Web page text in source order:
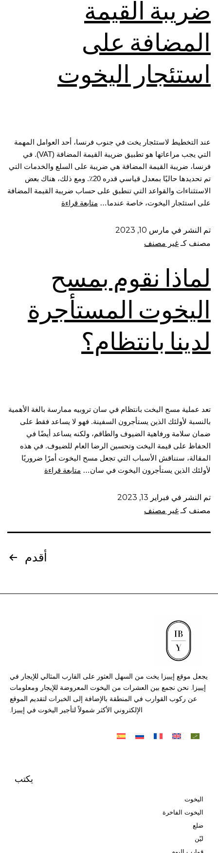
ضريبة القيمة
المضافة على
استئجار اليخوت
عند التخطيط لاستئجار يخت في جنوب فرنسا، أحد العوامل المهمة
التي يجب مراعاتها هو تطبيق ضريبة القيمة المضافة (VAT). في
فرنسا، ضريبة القيمة المضافة هي ضريبة على السلع والخدمات التي
تم تحديدها حاليًا بمعدل قياسي قدره 20٪. ومع ذلك، هناك بعض
الاستثناءات والقواعد التي تنطبق على حساب ضريبة القيمة المضافة
على استئجار اليخوت، خاصة عندما… متابعة قراءة
تم النشر في مارس 10, 2023
مصنف كـغير مصنف
لماذا نقوم بمسح
اليخوت المستأجرة
لدينا بانتظام؟
تعد عملية مسح اليخت بانتظام في سان تروبيه ممارسة بالغة الأهمية
بالنسبة لأولئك الذين يستأجرون السفينة. فهو لا يساعد فقط على
ضمان سلامة ورفاهية الضيوف والطاقم، ولكنه يساعد أيضًا في
الحفاظ على قيمة اليخت وتحسين الرضا العام للضيوف. في هذه
المقالة، سنناقش الأسباب التي تجعل مسح اليخوت أمرًا ضروريًا
لأولئك الذين يستأجرون اليخوت في سان… متابعة قراءة
تم النشر في فبراير 13, 2023
مصنف كـغير مصنف
أقدم
يجعل موقع إيبيزا يخت من السهل العثور على القارب المثالي للإيجار في
إيبيزا. نحن نجمع بين العشرات من اليخوت المعروضة للإيجار ومعلومات
عن ركوب القوارب في المنطقة بالإضافة إلى الخبرات لتقديم الموقع
الإلكتروني الأكثر شمولاً لتأجير اليخوت في إيبيزا.
يكتب
اليخوت
اليخوت الفاخرة
ضلع
ليّن